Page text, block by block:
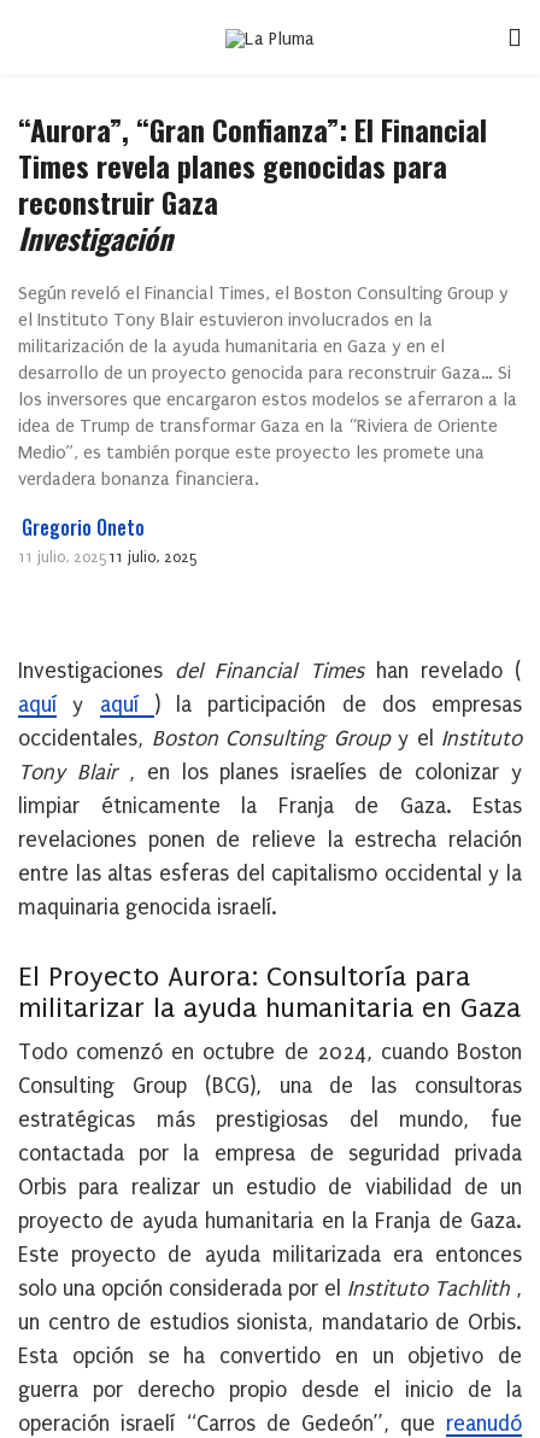
“Aurora”, “Gran Confianza”: El Financial
Times revela planes genocidas para
reconstruir Gaza
Investigación
Según reveló el Financial Times, el Boston Consulting Group y
el Instituto Tony Blair estuvieron involucrados en la
militarización de la ayuda humanitaria en Gaza y en el
desarrollo de un proyecto genocida para reconstruir Gaza… Si
los inversores que encargaron estos modelos se aferraron a la
idea de Trump de transformar Gaza en la “Riviera de Oriente
Medio”, es también porque este proyecto les promete una
verdadera bonanza financiera.
Gregorio Oneto
11 julio, 2025 11 julio, 2025
Investigaciones del Financial Times han revelado (
aquí y aquí ) la participación de dos empresas
occidentales, Boston Consulting Group y el Instituto
Tony Blair , en los planes israelíes de colonizar y
limpiar étnicamente la Franja de Gaza. Estas
revelaciones ponen de relieve la estrecha relación
entre las altas esferas del capitalismo occidental y la
maquinaria genocida israelí.
El Proyecto Aurora: Consultoría para
militarizar la ayuda humanitaria en Gaza
Todo comenzó en octubre de 2024, cuando Boston
Consulting Group (BCG), una de las consultoras
estratégicas más prestigiosas del mundo, fue
contactada por la empresa de seguridad privada
Orbis para realizar un estudio de viabilidad de un
proyecto de ayuda humanitaria en la Franja de Gaza.
Este proyecto de ayuda militarizada era entonces
solo una opción considerada por el Instituto Tachlith ,
un centro de estudios sionista, mandatario de Orbis.
Esta opción se ha convertido en un objetivo de
guerra por derecho propio desde el inicio de la
operación israelí “Carros de Gedeón”, que reanudó